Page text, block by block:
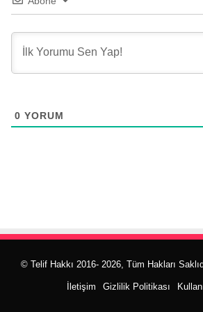
0 YORUM
© Telif Hakkı 2016- 2026, Tüm Hakları
İletişim Gizlilik Politikası